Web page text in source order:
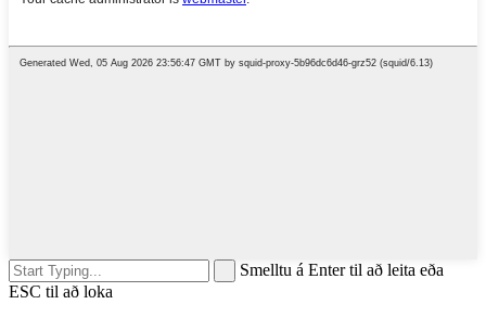
Smelltu á Enter til að leita eða
ESC til að loka